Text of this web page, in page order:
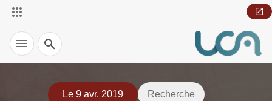
Recherche
Le 9 avr. 2019 Recherche